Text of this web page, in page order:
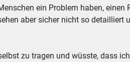
ein Problem haben,
aber sicher nicht so
zu tragen und wüsste, dass